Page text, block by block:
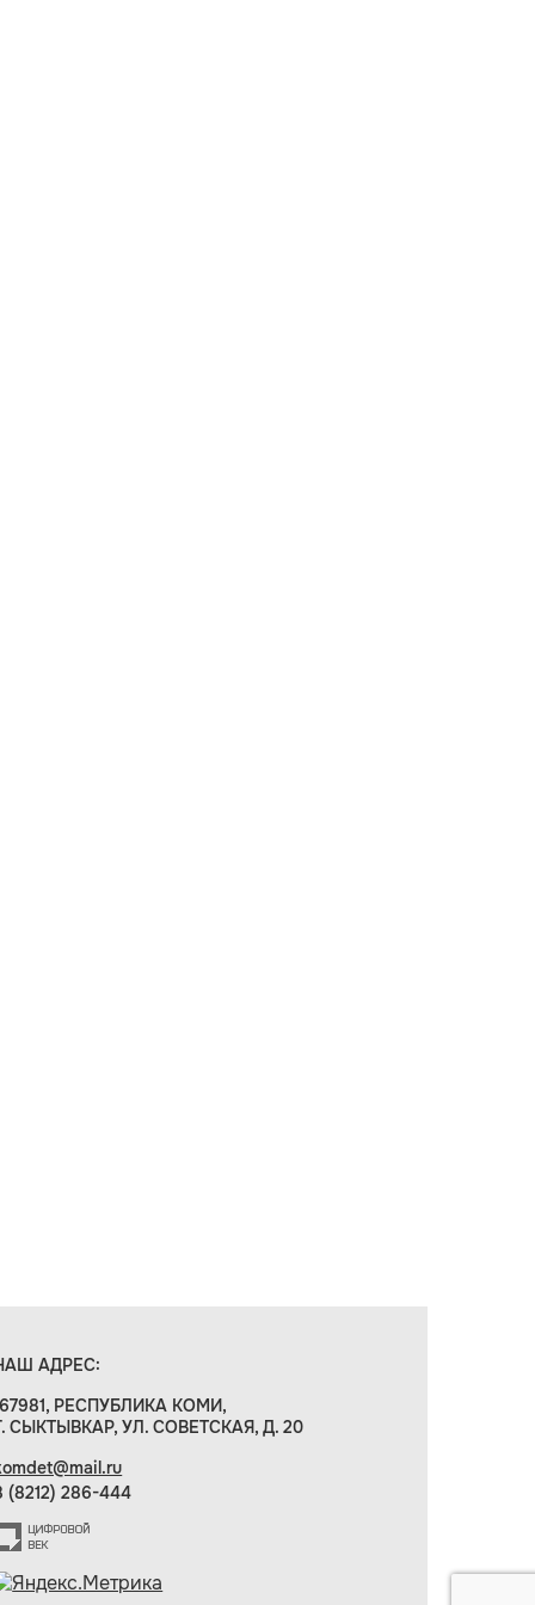
АДРЕС:
РЕСПУБЛИКА КОМИ,
СЫКТЫВКАР, УЛ. СОВЕТСКАЯ, Д. 20
(8212) 286-444